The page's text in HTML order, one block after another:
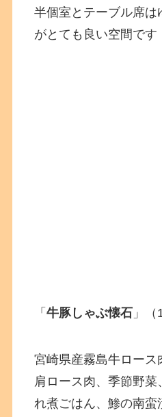
半個室とテーブル席
がとても良い空間です
「牛豚しゃぶ懐石 」（
宮崎県産霧島牛ロース
肩ロース肉、季節野菜
れ煮ごはん、鯵の南